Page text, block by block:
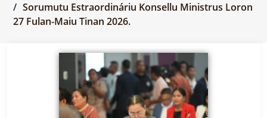
Sorumutu Estraordináriu Konsellu Ministrus Loron
27 Fulan-Maiu Tinan 2026.